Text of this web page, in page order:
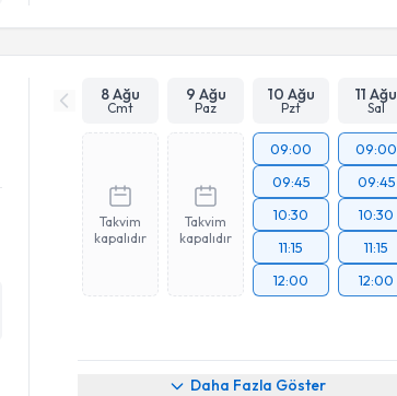
8 Ağu
Cmt
9 Ağu
Paz
10 Ağu
Pzt
11 Ağu
Sal
Takvim
kapalıdır
Takvim
kapalıdır
09:00
09:45
10:30
11:15
12:00
09:00
09:45
10:30
11:15
12:00
Daha Fazla Göster